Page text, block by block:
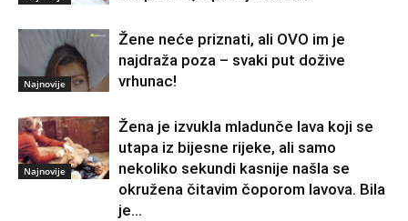
Najnovije
Žene neće priznati, ali OVO im je
najdraža poza – svaki put dožive
vrhunac!
Najnovije
Žena je izvukla mladunče lava koji se
utapa iz bijesne rijeke, ali samo
nekoliko sekundi kasnije našla se
okružena čitavim čoporom lavova. Bila
je...